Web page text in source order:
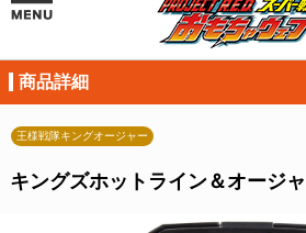
商品詳細
王様戦隊キングオージャー
キングズホットライン＆オージ